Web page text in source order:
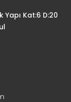
Yapı Kat:6 D:20